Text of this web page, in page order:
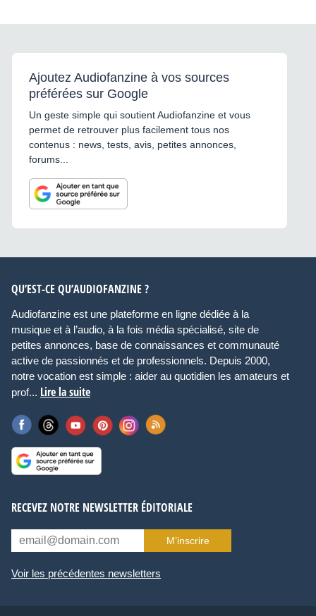
Ajoutez Audiofanzine à vos sources
préférées sur Google
Un geste simple qui soutient Audiofanzine et vous
permet de retrouver plus facilement tous nos
contenus : news, tests, avis, petites annonces,
forums...
QU’EST-CE QU’AUDIOFANZINE ?
Audiofanzine est une plateforme en ligne dédiée à la
musique et à l’audio, à la fois média spécialisé, site de
petites annonces, base de connaissances et communauté
active de passionnés et de professionnels. Depuis 2000,
notre vocation est simple : aider au quotidien les amateurs et
prof... Lire la suite
RECEVEZ NOTRE NEWSLETTER ÉDITORIALE
M’inscrire
Voir les précédentes newsletters